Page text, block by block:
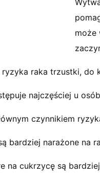
może
raka trzustki, do
najczęściej u
czynnikiem
bardziej narażone na
na cukrzycę są